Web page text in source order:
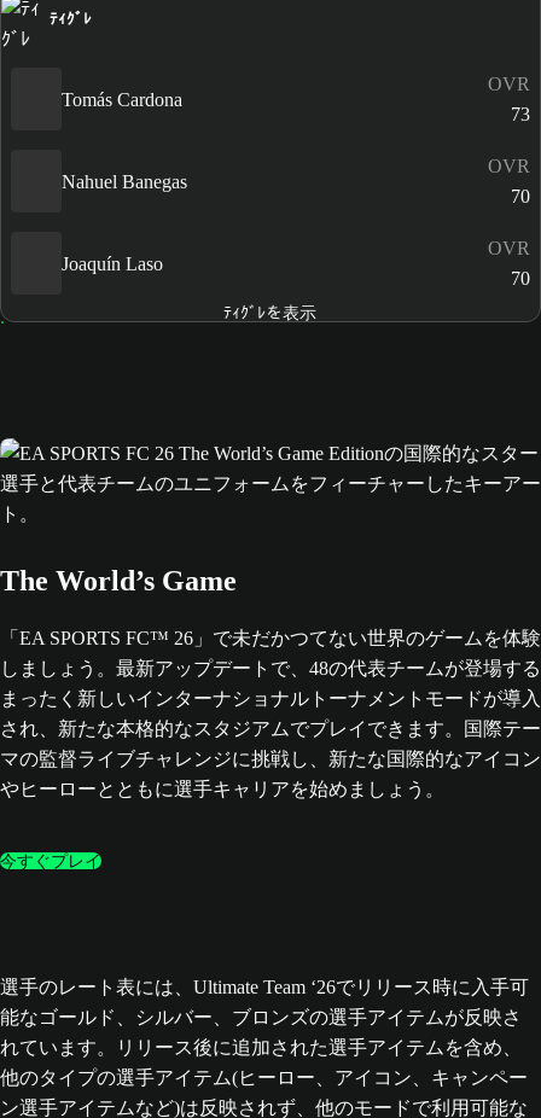
ﾃｨｸﾞﾚ
Tomás Cardona
OVR
73
Nahuel Banegas
OVR
70
Joaquín Laso
OVR
70
ﾃｨｸﾞﾚを表示
The World’s Game
「EA SPORTS FC™ 26」で未だかつてない世界のゲームを体験
しましょう。最新アップデートで、48の代表チームが登場する
まったく新しいインターナショナルトーナメントモードが導入
され、新たな本格的なスタジアムでプレイできます。国際テー
マの監督ライブチャレンジに挑戦し、新たな国際的なアイコン
やヒーローとともに選手キャリアを始めましょう。
今すぐプレイ
選手のレート表には、Ultimate Team ‘26でリリース時に入手可
能なゴールド、シルバー、ブロンズの選手アイテムが反映さ
れています。リリース後に追加された選手アイテムを含め、
他のタイプの選手アイテム(ヒーロー、アイコン、キャンペー
ン選手アイテムなど)は反映されず、他のモードで利用可能な